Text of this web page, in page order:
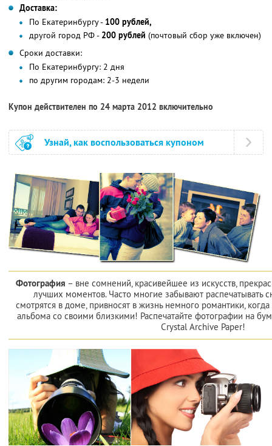
Доставка:
По Екатеринбургу - 100 рублей,
другой город РФ - 200 рублей (почтовый сбор уже включен)
Сроки доставки:
По Екатеринбургу: 2 дня
по другим городам: 2-3 недели
Купон действителен по 24 марта 2012 включительно
Узнай, как воспользоваться купоном
Фотография – вне сомнений, красивейшее из искусств,
лучших моментов. Часто многие забывают распечатывать
смотрятся в доме, привносят в жизнь немного романтики,
альбома со своими близкими! Распечатайте фотографии на
Crystal Archive Paper!